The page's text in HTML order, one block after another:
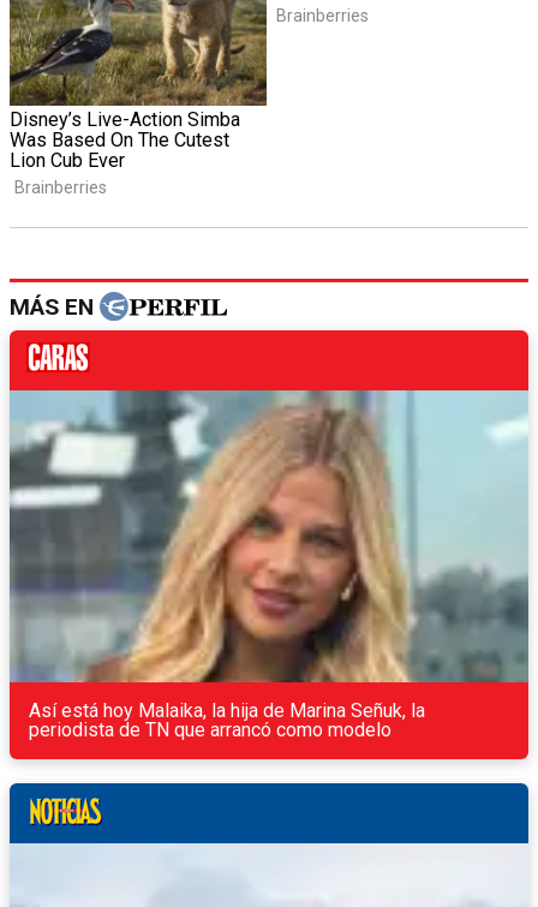
MÁS EN
Así está hoy Malaika, la hija de Marina Señuk, la
periodista de TN que arrancó como modelo